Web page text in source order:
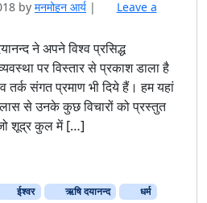
by मनमोहन आर्य |
Leave a
ने अपने विश्व प्रसिद्ध
पर विस्तार से प्रकाश डाला है
तर्क संगत प्रमाण भी दिये हैं। हम यहां
से उनके कुछ विचारों को प्रस्तुत
शूद्र कुल में […]
ईश्वर ऋषि दयानन्द धर्म